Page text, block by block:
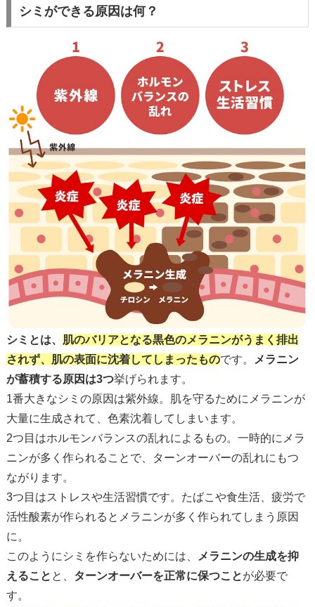
シミができる原因は何？
シミとは、 肌のバリアとなる黒色のメラニンがうまく排出
されず、肌の表面に沈着してしまったものです。
メラニン
が蓄積する原因は3つ挙げられます。
1番大きなシミの原因は紫外線。肌を守るためにメラニンが
大量に生成されて、色素沈着してしまいます。
2つ目はホルモンバランスの乱れによるもの。一時的にメラ
ニンが多く作られることで、ターンオーバーの乱れにもつ
ながります。
3つ目はストレスや生活習慣です。たばこや食生活、疲労で
活性酸素が作られるとメラニンが多く作られてしまう原因
に。
このようにシミを作らないためには、
メラニンの生成を抑
えること と、 ターンオーバーを正常に保つことが必要で
す。